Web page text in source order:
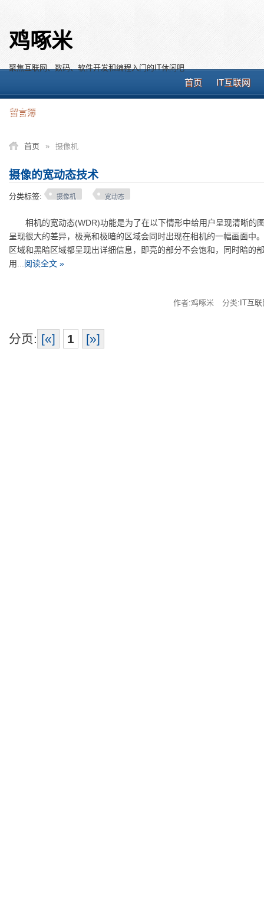
鸡啄米
聚焦互联网、数码、软件开发和编程入门的IT休闲吧
首页 IT互联网
留言簿
首页 » 摄像机
摄像的宽动态技术
分类标签: 摄像机 宽动态
相机的宽动态(WDR)功能是为了在以下情形中给用户呈现清晰的
呈现很大的差异，极亮和极暗的区域会同时出现在相机的一幅画面中
区域和黑暗区域都呈现出详细信息，即亮的部分不会饱和，同时暗的
用... 阅读全文 »
作者:鸡啄米 分类: IT互
分页: [«] 1 [»]